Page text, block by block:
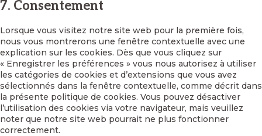
7. Consentement
Lorsque vous visitez notre site web pour la première fois,
nous vous montrerons une fenêtre contextuelle avec une
explication sur les cookies. Dès que vous cliquez sur
« Enregistrer les préférences » vous nous autorisez à utiliser
les catégories de cookies et d’extensions que vous avez
sélectionnés dans la fenêtre contextuelle, comme décrit dans
la présente politique de cookies. Vous pouvez désactiver
l’utilisation des cookies via votre navigateur, mais veuillez
noter que notre site web pourrait ne plus fonctionner
correctement.